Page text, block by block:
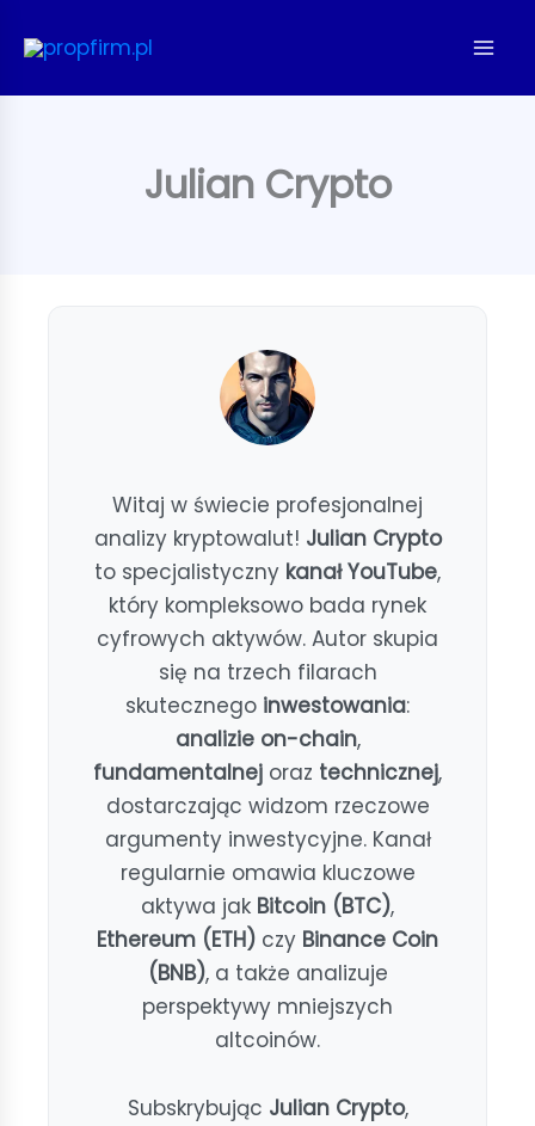
do
Julian Crypto
Witaj w świecie profesjonalnej
analizy kryptowalut! Julian Crypto
to specjalistyczny kanał YouTube,
który kompleksowo bada rynek
cyfrowych aktywów. Autor skupia
się na trzech filarach
skutecznego inwestowania:
analizie on-chain,
fundamentalnej oraz technicznej,
dostarczając widzom rzeczowe
argumenty inwestycyjne. Kanał
regularnie omawia kluczowe
aktywa jak Bitcoin (BTC),
Ethereum (ETH) czy Binance Coin
(BNB), a także analizuje
perspektywy mniejszych
altcoinów.
Subskrybując Julian Crypto,